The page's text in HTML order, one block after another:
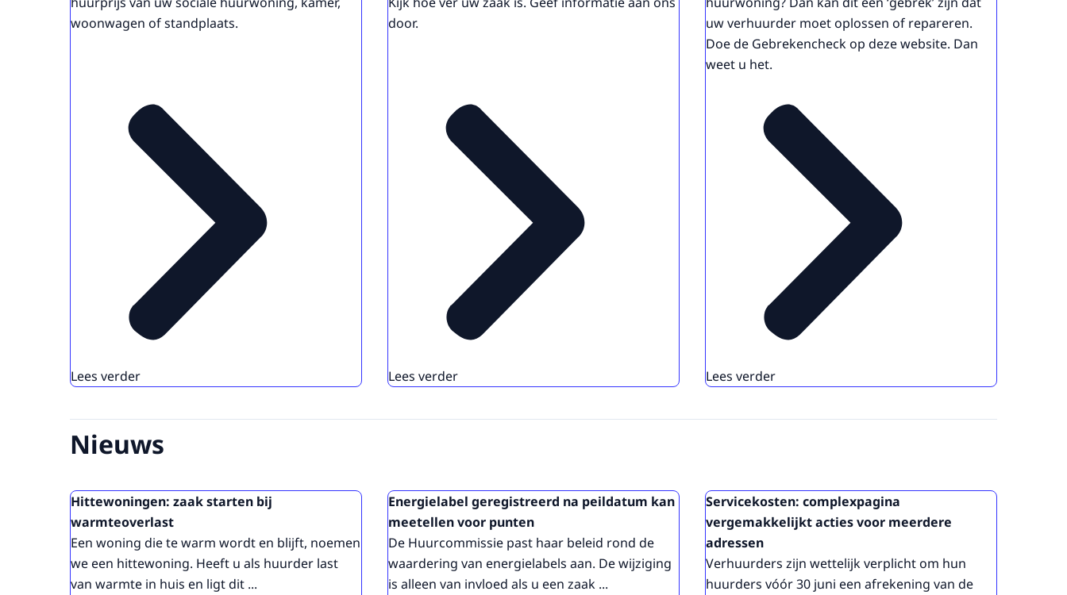
woonwagen of standplaats.
Lees verder
door.
Lees verder
uw verhuurder moet oplossen of repareren.
Doe de Gebrekencheck op deze website. Dan
weet u het.
Lees verder
Nieuws
Hittewoningen: zaak starten bij
warmteoverlast
Een woning die te warm wordt en blijft, noemen
we een hittewoning. Heeft u als huurder last
van warmte in huis en ligt dit ...
Energielabel geregistreerd na peildatum kan
meetellen voor punten
De Huurcommissie past haar beleid rond de
waardering van energielabels aan. De wijziging
is alleen van invloed als u een zaak ...
Servicekosten: complexpagina
vergemakkelijkt acties voor meerdere
adressen
Verhuurders zijn wettelijk verplicht om hun
huurders vóór 30 juni een afrekening van de